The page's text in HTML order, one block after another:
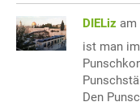
DIELiz am
ist man
Den